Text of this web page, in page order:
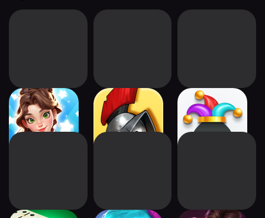
Merge Restyle Iron&Fire
Онлайн дурак -
турнир